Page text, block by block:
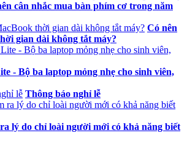
cân nhắc mua bàn phím cơ trong năm
Có nên
gian dài không tắt máy?
- Bộ ba laptop mỏng nhẹ cho sinh viên,
Thông báo nghỉ lễ
lý do chỉ loài người mới có khả năng biết